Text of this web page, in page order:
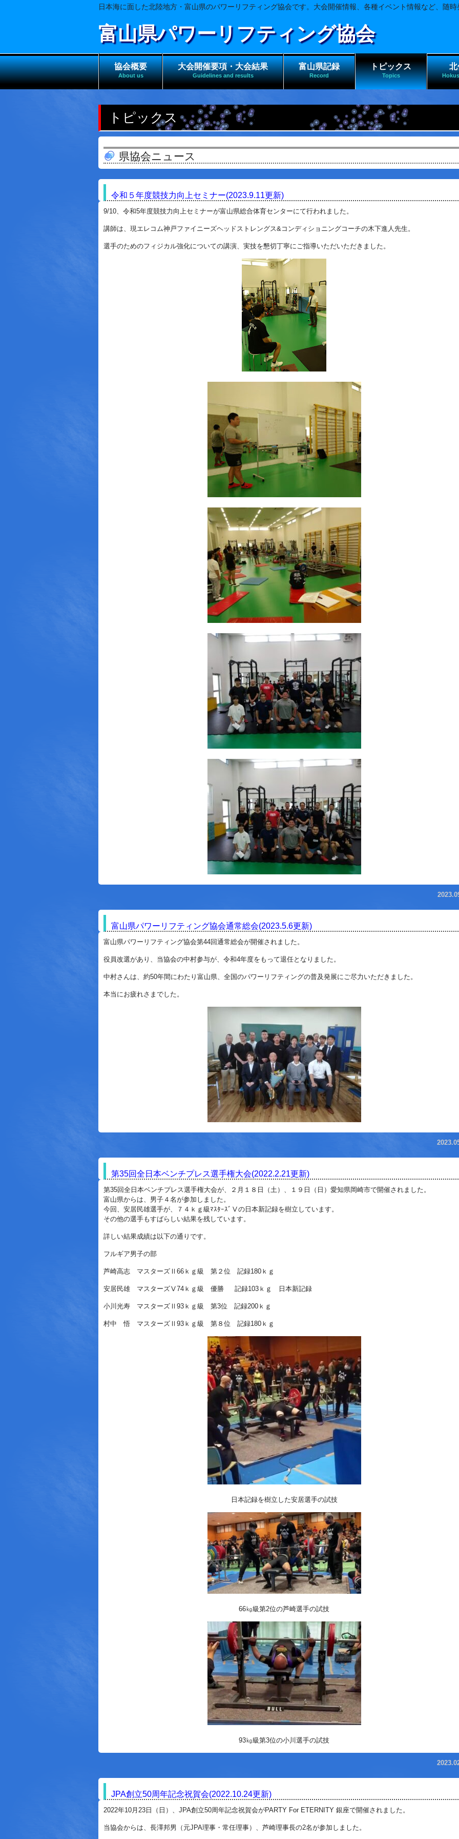
日本海に面した北陸地方・富山県のパワーリフティング協会です。大会開催情報、各種イベント情報など、随
富山県パワーリフティング協会
協会概要
About us
大会開催要項・大会結果
Guidelines and results
富山県記録
Record
トピックス
Topics
北
トピックス
県協会ニュース
令和５年度競技力向上セミナー(2023.9.11更新)
9/10、 令和5年度競技力向上セミナーが富山県総合体育センターにて行われました。
講師は、現エレコム神戸ファイニーズヘッドストレングス&コンディショニングコーチの木下進人先生。
選手のためのフィジカル強化についての講演、実技を懇切丁寧にご指導いただいただきました。
富山県パワーリフティング協会通常総会(2023.5.6更新)
富山県パワーリフティング協会第44回通常総会が開催されました。
役員改選があり、当協会の中村参与が、令和4年度をもって退任となりました。
中村さんは、約50年間にわたり富山県、全国のパワーリフティングの普及発展にご尽力いただきました。
本当にお疲れさまでした。
第35回全日本ベンチプレス選手権大会(2022.2.21更新)
第35回全日本ベンチプレス選手権大会が、２月１８日（土）、１９日（日）愛知県岡崎市で開催されました。
富山県からは、男子４名が参加しました。
今回、安居民雄選手が、７４ｋｇ級ﾏｽﾀｰｽﾞⅤの日本新記録を樹立しています。
その他の選手もすばらしい結果を残しています。
詳しい結果成績は以下の通りです。
フルギア男子の部
芦崎高志 マスターズⅡ66ｋｇ級 第２位 記録180ｋｇ
安居民雄 マスターズⅤ74ｋｇ級 優勝 記録103ｋｇ 日本新記録
小川光寿 マスターズⅡ93ｋｇ級 第3位 記録200ｋｇ
村中 悟 マスターズⅡ93ｋｇ級 第８位 記録180ｋｇ
日本記録を樹立した安居選手の試技
66㎏級第2位の芦崎選手の試技
93㎏級第3位の小川選手の試技
JPA創立50周年記念祝賀会(2022.10.24更新)
2022年10月23日（日）、JPA創立50周年記念祝賀会がPARTY For ETERNITY 銀座で開催されました。
当協会からは、長澤邦男（元JPA理事・常任理事）、芦崎理事長の2名が参加しました。